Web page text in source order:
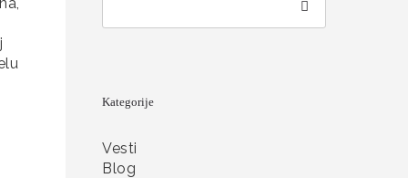
Kategorije
Vesti
Blog